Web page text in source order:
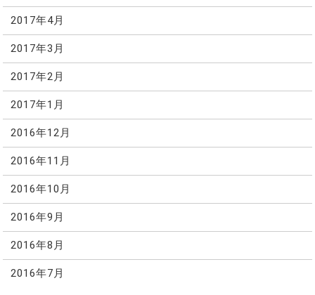
2017年4月
2017年3月
2017年2月
2017年1月
2016年12月
2016年11月
2016年10月
2016年9月
2016年8月
2016年7月